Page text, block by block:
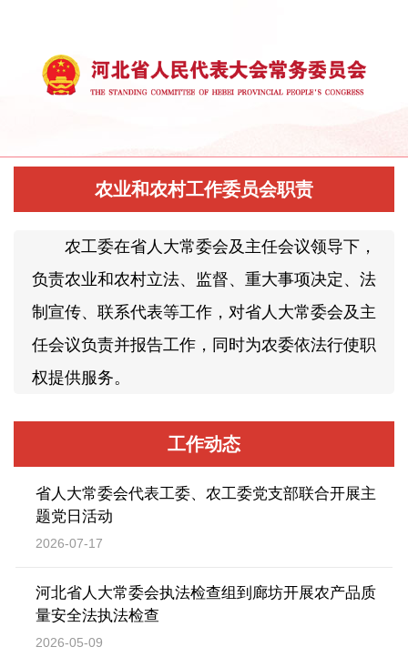
农业和农村工作委员会职责
农工委在省人大常委会及主任会议领导下，
负责农业和农村立法、监督、重大事项决定、法
制宣传、联系代表等工作，对省人大常委会及主
任会议负责并报告工作，同时为农委依法行使职
权提供服务。
度立法项目建议，经常委会或主任会议批准后组
二、组织起草以省人大常委会主任会议、省
人大农业和农村委员会名义提请常委会审议的农
府提请省人大常委会审议的农业和农村方面法规
草案或法规修订草案，并向常委会提出审查报
工作动态
省人大常委会代表工委、农工委党支部联合开展主
题党日活动
2026-07-17
河北省人大常委会执法检查组到廊坊开展农产品质
量安全法执法检查
2026-05-09